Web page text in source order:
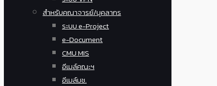
สำหรับคณาจารย์/บุคลากร
ระบบ e-Project
e-Document
CMU MIS
อีเมล์คณะฯ
อีเมล์มช.